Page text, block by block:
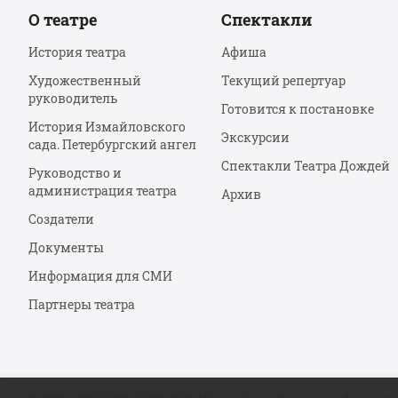
О театре
История театра
Художественный
руководитель
История Измайловского
сада. Петербургский ангел
Руководство и
администрация театра
Создатели
Документы
Информация для СМИ
Партнеры театра
Спектакли
Афиша
Текущий репертуар
Готовится к постановке
Экскурсии
Спектакли Театра Дождей
Архив